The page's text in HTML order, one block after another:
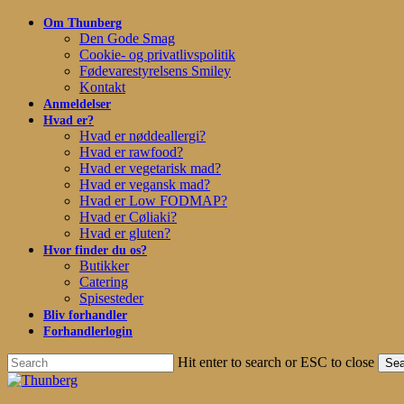
Skip
Om Thunberg
Den Gode Smag
Cookie- og privatlivspolitik
Fødevarestyrelsens Smiley
Kontakt
Anmeldelser
Hvad er?
Hvad er nøddeallergi?
Hvad er rawfood?
Hvad er vegetarisk mad?
Hvad er vegansk mad?
Hvad er Low FODMAP?
Hvad er Cøliaki?
Hvad er gluten?
Hvor finder du os?
Butikker
Catering
Spisesteder
Bliv forhandler
Forhandlerlogin
Hit enter to search or ESC to close
Close